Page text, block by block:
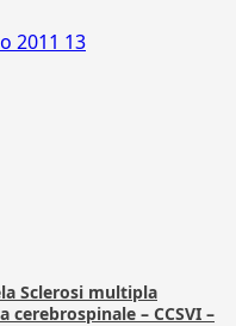
2011 13
Sclerosi multipla
cerebrospinale – CCSVI –